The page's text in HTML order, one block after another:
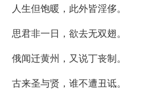
人生但饱暖，此外皆淫侈。
思君非一日，欲去无双翅。
俄闻迁黄州，又说丁丧制。
古来圣与贤，谁不遭丑诋。